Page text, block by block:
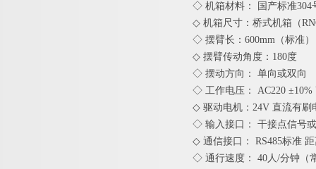
◇ 机箱材料： 国产标准304
◇ 机箱尺寸：桥式机箱（
◇ 摆臂长：600mm（标准）
◇ 摆臂传动角度：180度
◇ 摆动方向： 单向或双向
◇ 工作电压： AC220 ±10%
◇ 驱动电机：24V 直流有刷
◇ 输入接口： 干接点信号
◇ 通信接口： RS485标准 距
◇ 通行速度： 40人/分钟（